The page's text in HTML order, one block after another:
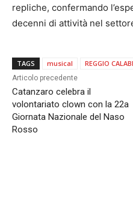
repliche, confermando
decenni di attività nel
TAGS musical REGGIO
Articolo precedente
Catanzaro celebra il
volontariato clown con la 22a
Giornata Nazionale del Naso
Rosso